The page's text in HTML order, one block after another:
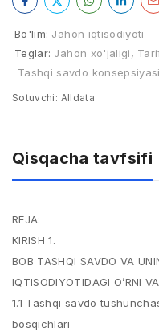
Bo'lim: Jahon iqtisodiyoti
Teglar: Jahon xo'jaligi,
Tashqi savdo konsepsiyasi
Sotuvchi: Alldata
Qisqacha tavfsifi
REJA:
KIRISH 1.
BOB TASHQI SAVDO VA
IQTISODIYOTIDAGI O’RNI
1.1 Tashqi savdo
bosqichlari